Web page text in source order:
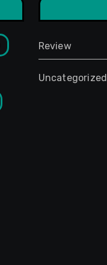
Review
Uncategorized